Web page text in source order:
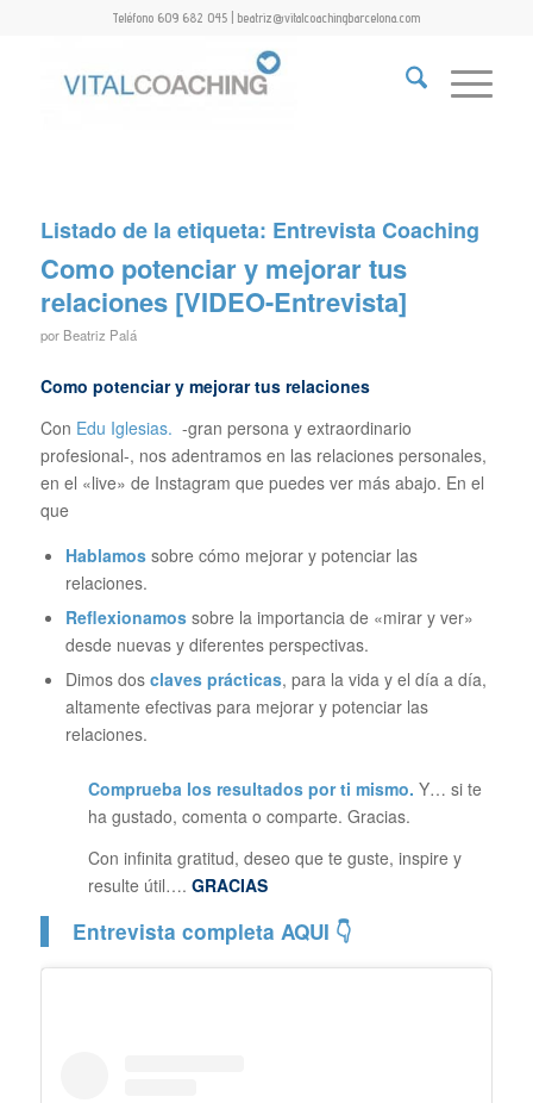
Teléfono 609 682 045 | beatriz@vitalcoachingbarcelona.com
Listado de la etiqueta: Entrevista Coaching
Como potenciar y mejorar tus
relaciones [VIDEO-Entrevista]
por Beatriz Palá
Como potenciar y mejorar tus relaciones
Con Edu Iglesias. -gran persona y extraordinario
profesional-, nos adentramos en las relaciones personales,
en el «live» de Instagram que puedes ver más abajo. En el
que
Hablamossobre cómo mejorar y potenciar las
relaciones.
Reflexionamossobre la importancia de «mirar y ver»
desde nuevas y diferentes perspectivas.
Dimos dos claves prácticas, para la vida y el día a día,
altamente efectivas para mejorar y potenciar las
relaciones.
Comprueba los resultados por ti mismo. Y… si te
ha gustado, comenta o comparte. Gracias.
Con infinita gratitud, deseo que te guste, inspire y
resulte útil…. GRACIAS
Entrevista completa AQUI 👇